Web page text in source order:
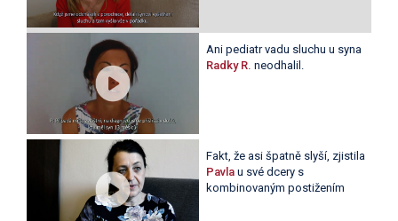
Ani pediatr vadu sluchu u syna
Radky R. neodhalil.
Fakt, že asi špatně slyší, zjistila
Pavlau své dcery s
kombinovaným postižením